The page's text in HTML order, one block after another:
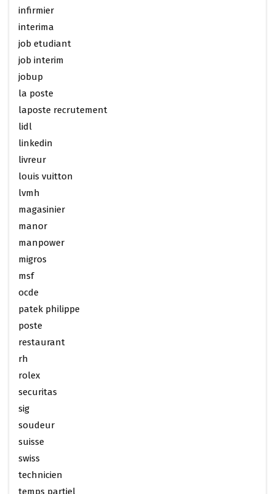
infirmier
interima
job etudiant
job interim
jobup
la poste
laposte recrutement
lidl
linkedin
livreur
louis vuitton
lvmh
magasinier
manor
manpower
migros
msf
ocde
patek philippe
poste
restaurant
rh
rolex
securitas
sig
soudeur
suisse
swiss
technicien
temps partiel